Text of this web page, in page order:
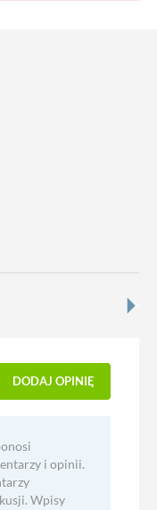
DODAJ OPINIĘ
i opinii.
Wpisy